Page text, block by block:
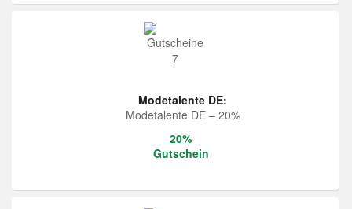
Modetalente DE:
Modetalente DE – 20%
20%
Gutschein